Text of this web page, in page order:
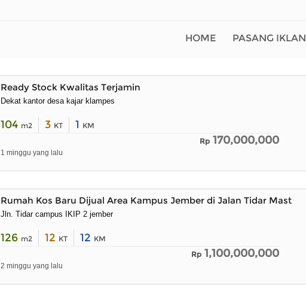
HOME PASANG IKLAN
Ready Stock Kwalitas Terjamin
Dekat kantor desa kajar klampes
104 m2 3 KT 1 KM
Rp 170,000,000
1 minggu yang lalu
Rumah Kos Baru Dijual Area Kampus Jember di Jalan Tidar Mastrip
Jln. Tidar campus IKIP 2 jember
126 m2 12 KT 12 KM
Rp 1,100,000,000
2 minggu yang lalu